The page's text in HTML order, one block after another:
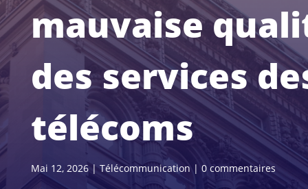
mauvaise
des services
télécoms
Mai 12, 2026| Télécommunication | 0 commentaires